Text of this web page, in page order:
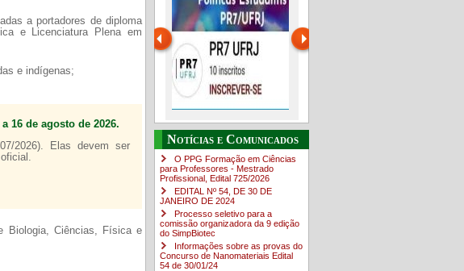
a portadores de diploma
e Licenciatura Plena em
e indígenas;
16 de agosto de 2026.
2026). Elas devem ser
Biologia, Ciências, Física e
PR-7 Canal Youtube
https://www.youtube.com/channel/UC46BbEKCwNCdJvi4sNpOf3w
Notícias e Comunicados
O PPG Formação em Ciências
para Professores - Mestrado
Profissional, Edital ​725/202​6
EDITAL Nº 54, DE 30 DE
JANEIRO DE 2024
Processo seletivo para a
comissão organizadora da 9 edição
do SimpBiotec
Informações sobre as provas do
Concurso de Nanomateriais Edital
54 de 30/01/24